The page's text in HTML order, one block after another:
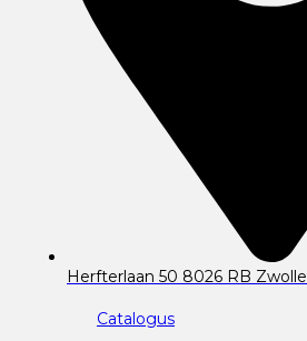
Herfterlaan 50 8026 RB Zwolle
Catalogus